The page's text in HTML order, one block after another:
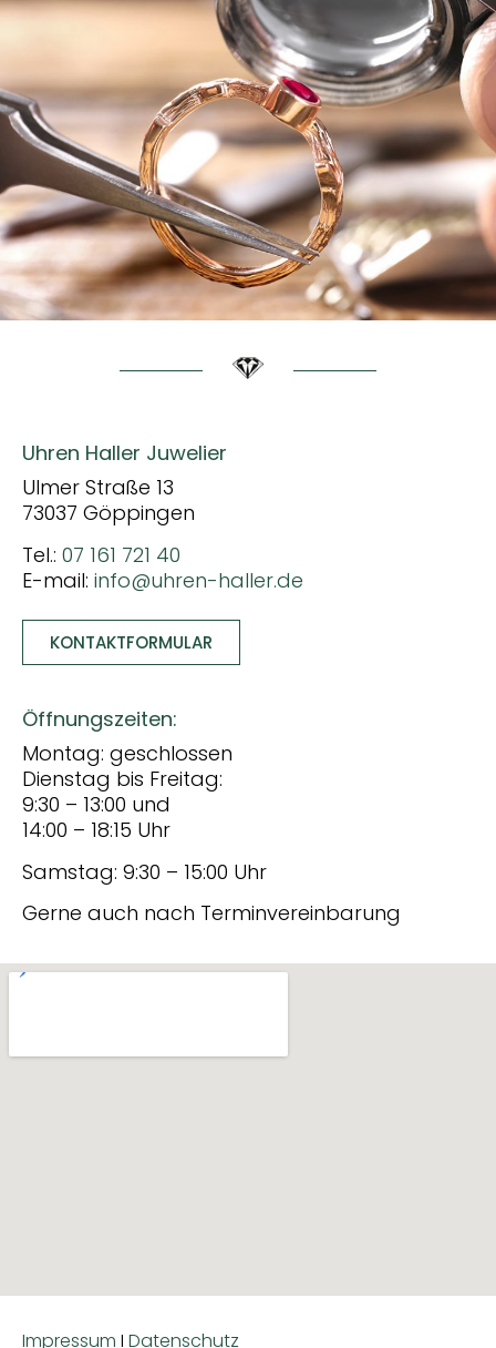
Uhren Haller Juwelier
Ulmer Straße 13
73037 Göppingen
Tel.: 07 161 721 40
E-mail: info@uhren-haller.de
KONTAKTFORMULAR
Öffnungszeiten:
Montag: geschlossen
Dienstag bis Freitag:
9:30 – 13:00 und
14:00 – 18:15 Uhr
Samstag: 9:30 – 15:00 Uhr
Gerne auch nach Terminvereinbarung
Impressum I Datenschutz